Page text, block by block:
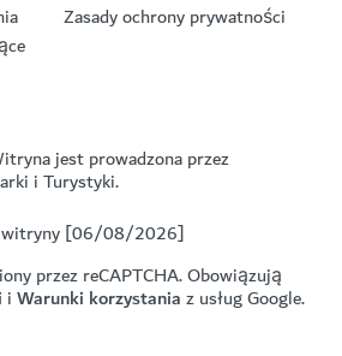
Zasady ochrony prywatności
jest prowadzona przez
i Turystyki.
witryny [06/08/2026]
przez reCAPTCHA. Obowiązują
iWarunki korzystaniaz usług Google.